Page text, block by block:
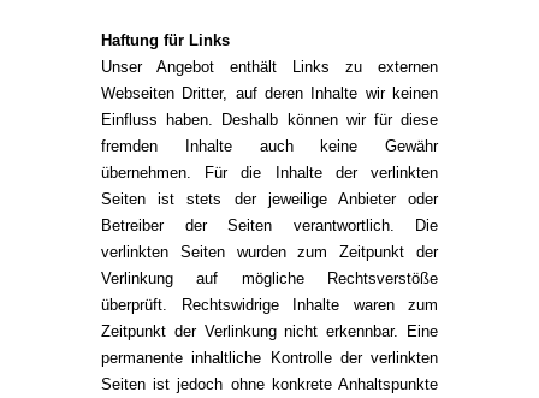
Haftung für Links
Unser Angebot enthält Links zu externen
Webseiten Dritter, auf deren Inhalte wir keinen
Einfluss haben. Deshalb können wir für diese
fremden Inhalte auch keine Gewähr
übernehmen. Für die Inhalte der verlinkten
Seiten ist stets der jeweilige Anbieter oder
Betreiber der Seiten verantwortlich. Die
verlinkten Seiten wurden zum Zeitpunkt der
Verlinkung auf mögliche Rechtsverstöße
überprüft. Rechtswidrige Inhalte waren zum
Zeitpunkt der Verlinkung nicht erkennbar. Eine
permanente inhaltliche Kontrolle der verlinkten
Seiten ist jedoch ohne konkrete Anhaltspunkte